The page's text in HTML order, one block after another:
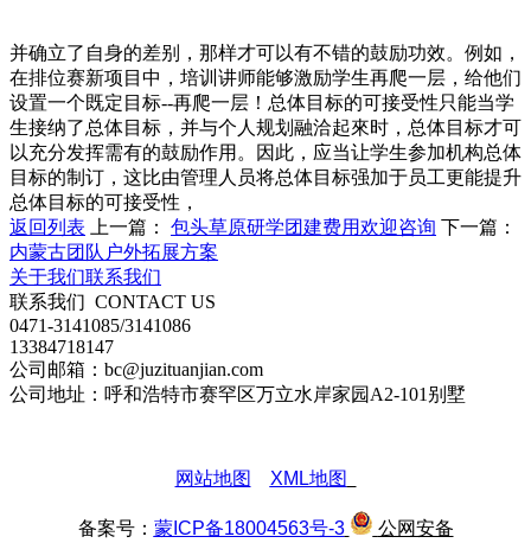
并确立了自身的差别，那样才可以有不错的鼓励功效。例如，
在排位赛新项目中，培训讲师能够激励学生再爬一层，给他们
设置一个既定目标--再爬一层！总体目标的可接受性只能当学
生接纳了总体目标，并与个人规划融洽起來时，总体目标才可
以充分发挥需有的鼓励作用。因此，应当让学生参加机构总体
目标的制订，这比由管理人员将总体目标强加于员工更能提升
总体目标的可接受性，
返回列表
上一篇： 包头草原研学团建费用欢迎咨询 下一篇：
内蒙古团队户外拓展方案
关于我们联系我们
联系我们 CONTACT US
0471-3141085/3141086
13384718147
公司邮箱：bc@juzituanjian.com
公司地址：呼和浩特市赛罕区万立水岸家园A2-101别墅
网站地图 XML地图
备案号： 蒙ICP备18004563号-3
公网安备